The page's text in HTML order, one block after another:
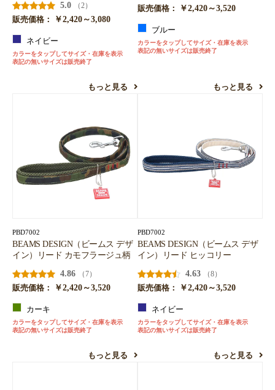
5.0
（2）
販売価格：
￥2,420～3,080
ネイビー
カラーをタップしてサイズ・在庫を表示
表記の無いサイズは販売終了
もっと見る
販売価格：
￥2,420～3,520
ブルー
カラーをタップしてサイズ・在庫を表示
表記の無いサイズは販売終了
もっと見る
PBD7002
BEAMS DESIGN（ビームス デザ
イン）リード カモフラージュ柄
4.86
（7）
販売価格：
￥2,420～3,520
カーキ
カラーをタップしてサイズ・在庫を表示
表記の無いサイズは販売終了
もっと見る
PBD7002
BEAMS DESIGN（ビームス デザ
イン）リード ヒッコリー
4.63
（8）
販売価格：
￥2,420～3,520
ネイビー
カラーをタップしてサイズ・在庫を表示
表記の無いサイズは販売終了
もっと見る